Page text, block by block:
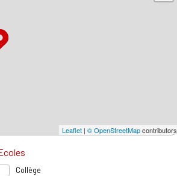
Leaflet | © OpenStreetMapcontributors
Collège